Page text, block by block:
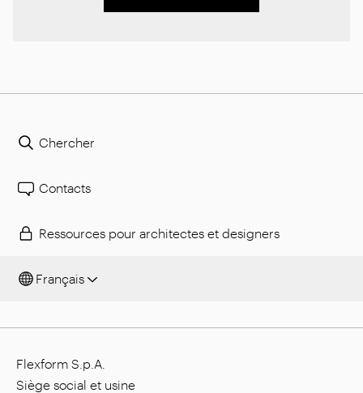
Chercher
Contacts
Ressources pour architectes et designers
Français
Flexform S.p.A.
Siège social et usine